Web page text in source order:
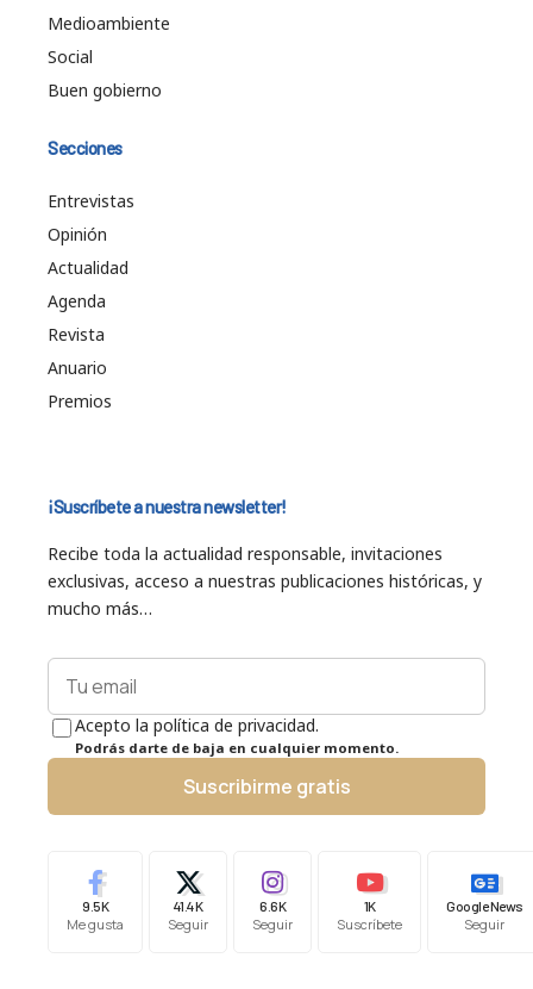
Medioambiente
Social
Buen gobierno
Secciones
Entrevistas
Opinión
Actualidad
Agenda
Revista
Anuario
Premios
¡Suscríbete a nuestra newsletter!
Recibe toda la actualidad responsable, invitaciones
exclusivas, acceso a nuestras publicaciones históricas, y
mucho más…
Acepto la política de privacidad.
Podrás darte de baja en cualquier momento.
Suscribirme gratis
9.5K
Me gusta
41.4K
Seguir
6.6K
Seguir
1K
Suscríbete
Google News
Seguir